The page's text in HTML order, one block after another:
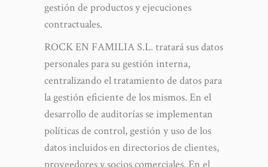
gestión de productos y ejecuciones
contractuales.
ROCK EN FAMILIA S.L. tratará sus datos
personales para su gestión interna,
centralizando el tratamiento de datos para
la gestión eficiente de los mismos. En el
desarrollo de auditorías se implementan
políticas de control, gestión y uso de los
datos incluidos en directorios de clientes,